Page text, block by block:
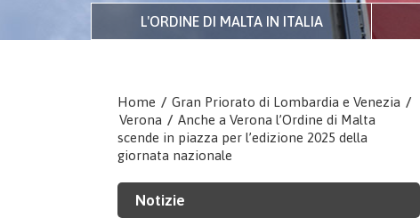
L'ORDINE DI MALTA IN ITALIA
Home / Gran Priorato di Lombardia e Venezia /
Verona / Anche a Verona l’Ordine di Malta
scende in piazza per l’edizione 2025 della
giornata nazionale
Notizie